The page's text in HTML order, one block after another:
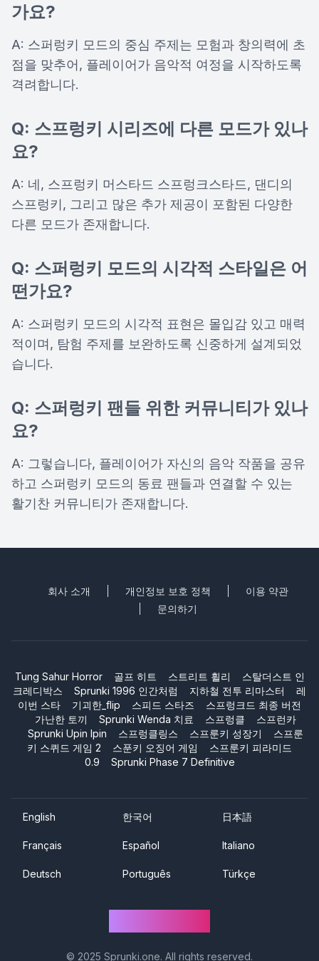
가요?
A: 스퍼렁키 모드의 중심 주제는 모험과 창의력에 초
점을 맞추어, 플레이어가 음악적 여정을 시작하도록
격려합니다.
Q: 스프렁키 시리즈에 다른 모드가 있나
요?
A: 네, 스프렁키 머스타드 스프렁크스타드, 댄디의
스프렁키, 그리고 많은 추가 제공이 포함된 다양한
다른 모드가 존재합니다.
Q: 스퍼렁키 모드의 시각적 스타일은 어
떤가요?
A: 스퍼렁키 모드의 시각적 표현은 몰입감 있고 매력
적이며, 탐험 주제를 보완하도록 신중하게 설계되었
습니다.
Q: 스퍼렁키 팬들 위한 커뮤니티가 있나
요?
A: 그렇습니다, 플레이어가 자신의 음악 작품을 공유
하고 스퍼렁키 모드의 동료 팬들과 연결할 수 있는
활기찬 커뮤니티가 존재합니다.
회사 소개 개인정보 보호 정책
이용 약관
문의하기
Tung Sahur Horror 골프 히트 스트리트 휠리
스탈더스트 인
크레디박스
Sprunki 1996 인간처럼 지하철 전투 리마스터
레
이번 스타
기괴한_flip 스피드 스타즈
스프렁크드 최종 버전
가난한 토끼
Sprunki Wenda 치료 스프렁클
스프런카
Sprunki Upin Ipin
스프렁클링스 스프룬키 성장기
스프룬
키 스퀴드 게임 2
스푼키 오징어 게임
스프룬키 피라미드
0.9
Sprunki Phase 7 Definitive
English 한국어 日本語
Français Español Italiano
Deutsch Português Türkçe
© 2025 Sprunki.one. All rights reserved.